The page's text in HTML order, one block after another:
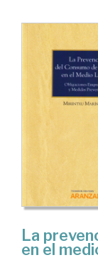
La
en el